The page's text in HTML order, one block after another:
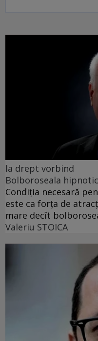
la drept vorbind
Bolboroseala
Condiția necesară
este ca forța de
mare decît
Valeriu STOICA